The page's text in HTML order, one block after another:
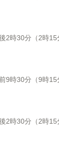
2時30分（2時15
9時30分（9時15
2時30分（2時15